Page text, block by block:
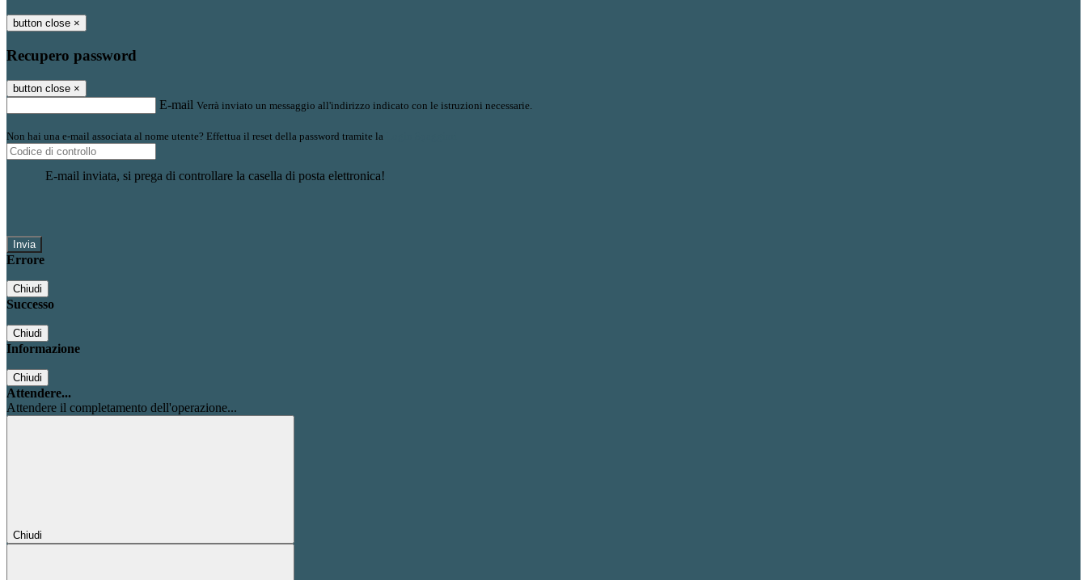
button close ×
Recupero password
button close ×
E-mail Verrà inviato un messaggio all'indirizzo indicato con le istruzioni necessarie.
Non hai una e-mail associata al nome utente? Effettua il reset della password tramite la
E-mail inviata, si prega di controllare la casella di posta elettronica!
Errore
Chiudi
Successo
Chiudi
Informazione
Chiudi
Attendere...
Attendere il completamento dell'operazione...
Chiudi